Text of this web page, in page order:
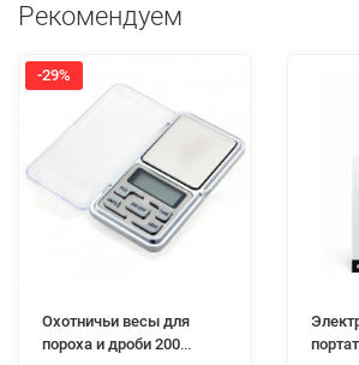
Рекомендуем
-29%
Охотничьи весы для
пороха и дроби 200